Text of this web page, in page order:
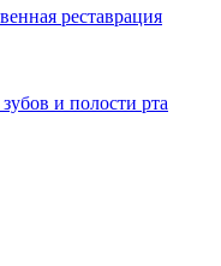
реставрация
и полости рта